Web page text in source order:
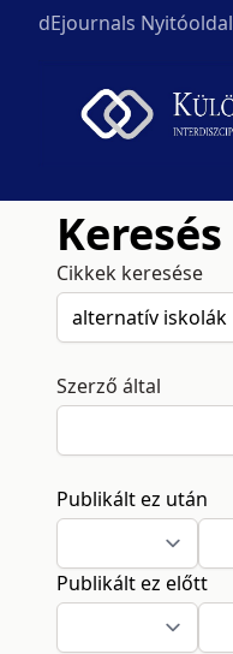
dEjournals Nyitóoldal
Keresés
Cikkek keresése
Szerző által
Publikált ez után
Publikált ez előtt